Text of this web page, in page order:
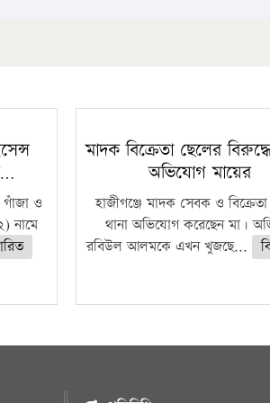
গাঁজা ও
নামে
মাদক বিক্রেতা ছেলের
অভিযোগ মায়ের
হাজীগঞ্জে মাদক সেবক ও
থানা অভিযোগ করেছেন মা।
রবিউল আলমকে এখন খুজছে...